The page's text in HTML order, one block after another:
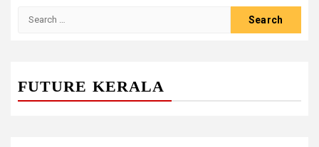
FUTURE KERALA